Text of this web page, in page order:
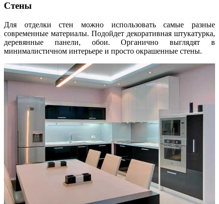
Стены
Для отделки стен можно использовать самые разные
современные материалы. Подойдет декоративная штукатурка,
деревянные панели, обои. Органично выглядят в
минималистичном интерьере и просто окрашенные стены.